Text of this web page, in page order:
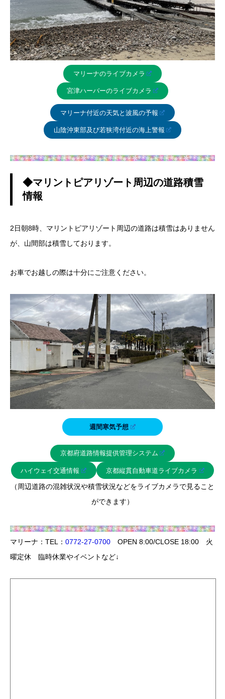
マリーナのライブカメラ
宮津ハーバーのライブカメラ
マリーナ付近の天気と波風の予報
山陰沖東部及び若狭湾付近の海上警報
◆マリントピアリゾート周辺の道路積雪
情報
2日朝8時、マリントピアリゾート周辺の道路は積雪はありません
が、山間部は積雪しております。
お車でお越しの際は十分にご注意ください。
週間寒気予想
京都府道路情報提供管理システム
ハイウェイ交通情報 京都縦貫自動車道ライブカメラ
（周辺道路の混雑状況や積雪状況などをライブカメラで見ること
ができます）
マリーナ：TEL： 0772-27-0700 OPEN 8:00/CLOSE 18:00 火
曜定休 臨時休業やイベントなど↓